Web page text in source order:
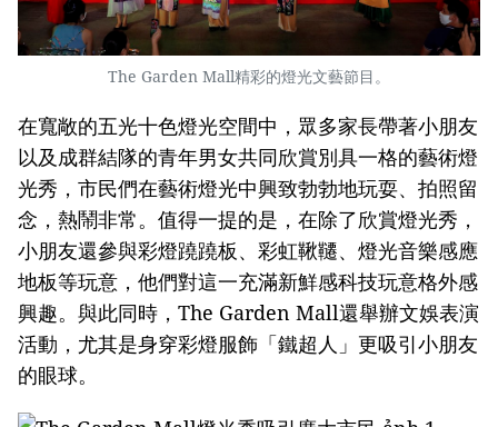
The Garden Mall精彩的燈光文藝節目。
在寬敞的五光十色燈光空間中，眾多家長帶著小朋友
以及成群結隊的青年男女共同欣賞別具一格的藝術燈
光秀，市民們在藝術燈光中興致勃勃地玩耍、拍照留
念，熱鬧非常。值得一提的是，在除了欣賞燈光秀，
小朋友還參與彩燈蹺蹺板、彩虹鞦韆、燈光音樂感應
地板等玩意，他們對這一充滿新鮮感科技玩意格外感
興趣。與此同時，The Garden Mall還舉辦文娛表演
活動，尤其是身穿彩燈服飾「鐵超人」更吸引小朋友
的眼球。